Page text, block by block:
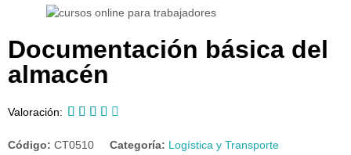
Documentación básica del
almacén
Valoración:     
Código: CT0510 Categoría: Logística y Transporte